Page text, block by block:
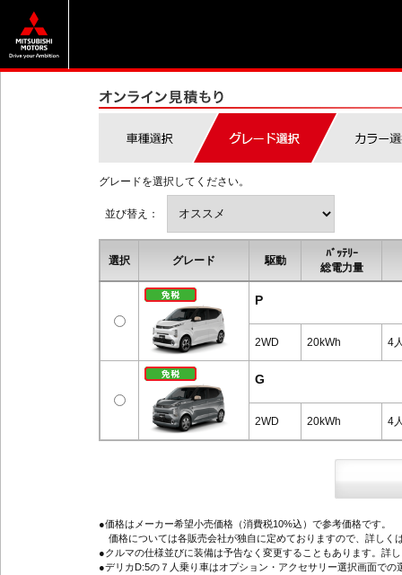
グレードを選択してください。
並び替え：
選択 グレード 駆動
ﾊﾞｯﾃﾘｰ
総電力量
P
2WD 20kWh 4
G
2WD 20kWh 4
●価格はメーカー希望小売価格（消費税10%込）で参考価格です。
価格については各販売会社が独自に定めておりますので、詳しく
●クルマの仕様並びに装備は予告なく変更することもあります。詳
●デリカD:5の７人乗り車はオプション・アクセサリー選択画面での